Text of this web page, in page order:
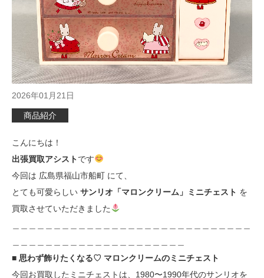
2026年01月21日
商品紹介
こんにちは！
出張買取アシストです
今回は 広島県福山市船町 にて、
とても可愛らしい サンリオ「マロンクリーム」ミニチェスト を
買取させていただきました
■ 思わず飾りたくなる♡ マロンクリームのミニチェスト
今回お買取したミニチェストは、1980〜1990年代のサンリオを